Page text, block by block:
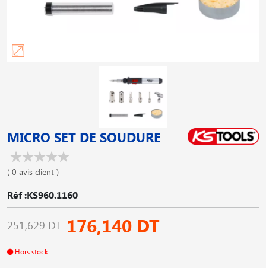
MICRO SET DE SOUDURE
( 0 avis client )
Réf :KS960.1160
251,629 DT 176,140 DT
Hors stock